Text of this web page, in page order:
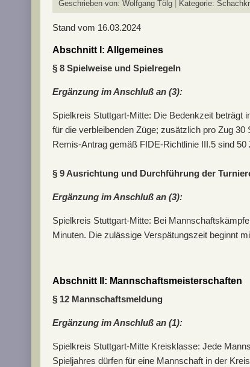
Geschrieben von: Wolfgang Tölg Kategorie:
Stand vom 16.03.2024
Abschnitt I: Allgemeines
§ 8 Spielweise und Spielregeln
Ergänzung im Anschluß an (3):
Spielkreis Stuttgart-Mitte: Die Bedenkzeit beträgt
für die verbleibenden Züge; zusätzlich pro Zug
Remis-Antrag gemäß FIDE-Richtlinie III.5 sind 50
§ 9 Ausrichtung und Durchführung der
Ergänzung im Anschluß an (3):
Spielkreis Stuttgart-Mitte: Bei
Minuten. Die zulässige Verspätungszeit beginnt
Abschnitt II: Mannschaftsmeisterschaften
§ 12 Mannschaftsmeldung
Ergänzung im Anschluß an (1):
Spielkreis Stuttgart-Mitte Kreisklasse: Jede
Spieljahres dürfen für eine Mannschaft in der